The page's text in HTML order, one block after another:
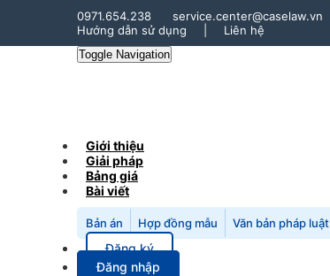
0971.654.238
service.center@caselaw.vn
Hướng dẫn sử dụng
Liên hệ
Toggle Navigation
Giới thiệu
Giải pháp
Bảng giá
Bài viết
Bản án Hợp đồng mẫu Văn bản pháp luật
Đăng ký
Đăng nhập